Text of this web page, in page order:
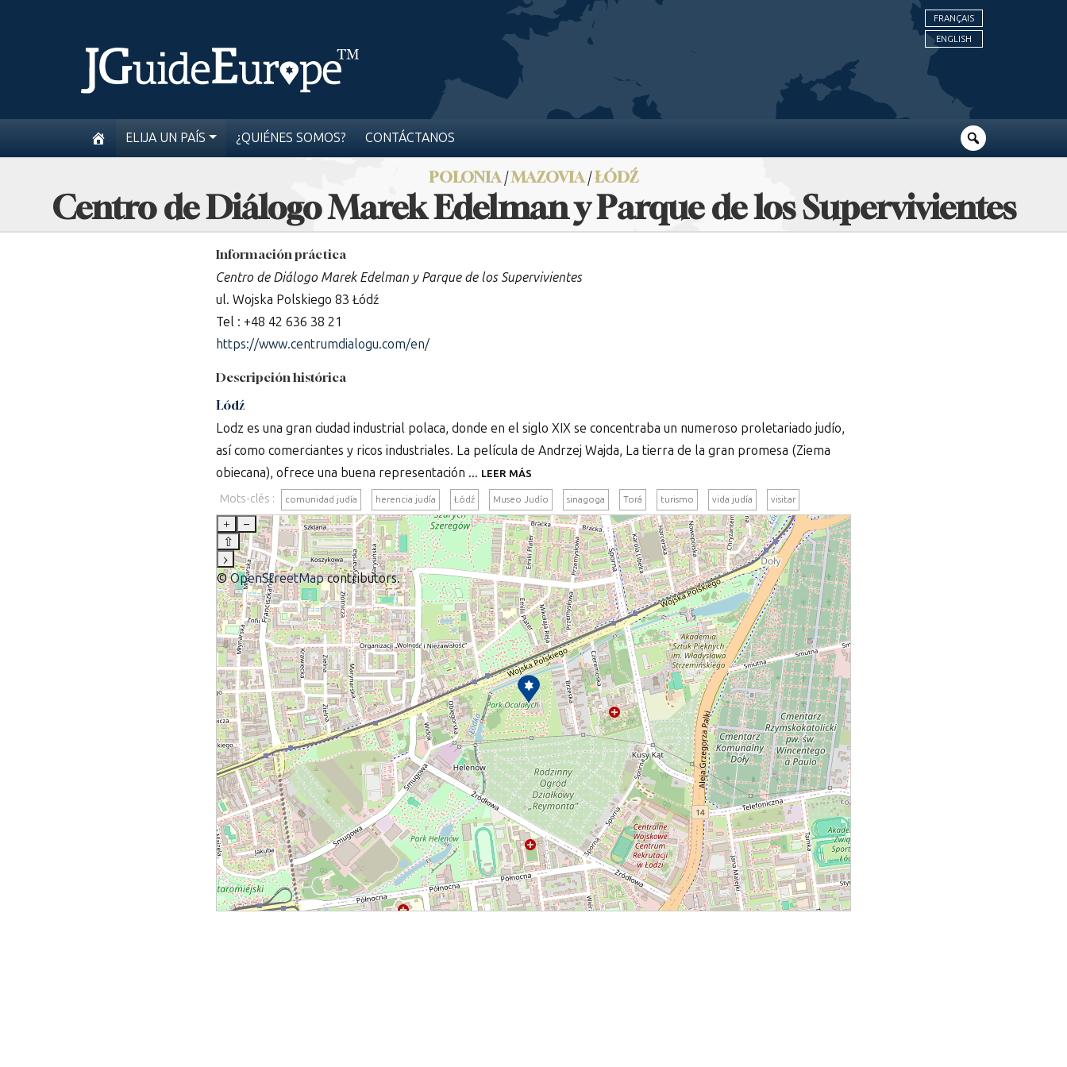
FRANÇAIS
ENGLISH
ELIJA UN PAÍS ¿QUIÉNES SOMOS? CONTÁCTANOS
POLONIA/MAZOVIA/ŁÓDŹ
Centro de Diálogo Marek Edelman y Parque de los Supervivientes
Información práctica
Centro de Diálogo Marek Edelman y Parque de los Supervivientes
ul. Wojska Polskiego 83 Łódź
Tel : +48 42 636 38 21
https://www.centrumdialogu.com/en/
Descripción histórica
Łódź
Lodz es una gran ciudad industrial polaca, donde en el siglo XIX se concentraba un numeroso proletariado judío,
así como comerciantes y ricos industriales. La película de Andrzej Wajda, La tierra de la gran promesa (Ziema
obiecana), ofrece una buena representación ... LEER MÁS
Mots-clés : comunidad judía herencia judía Łódź Museo Judío sinagoga Torá turismo vida judía visitar
+
–
⇧
›
©OpenStreetMapcontributors.